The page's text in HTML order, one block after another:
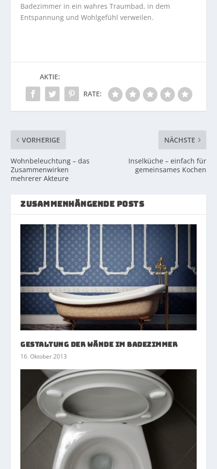
Badezimmer in ein wahres Traumbad, in dem
Entspannung und Wohlgefühl verweilen.
AKTIE:
RATE:
VORHERIGE
Wohnbeleuchtung – das
Zusammenwirken
mehrerer Akteure
NÄCHSTE
Inselküche – einfach für
gemeinsames Kochen
ZUSAMMENHÄNGENDE POSTS
Gestaltung der Wände im Badezimmer
16. Oktober 2013